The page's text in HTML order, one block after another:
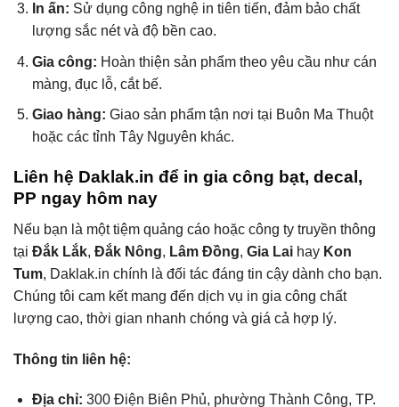
In ấn: Sử dụng công nghệ in tiên tiến, đảm bảo chất
lượng sắc nét và độ bền cao.
Gia công: Hoàn thiện sản phẩm theo yêu cầu như cán
màng, đục lỗ, cắt bế.
Giao hàng: Giao sản phẩm tận nơi tại Buôn Ma Thuột
hoặc các tỉnh Tây Nguyên khác.
Liên hệ Daklak.in để in gia công bạt, decal,
PP ngay hôm nay
Nếu bạn là một tiệm quảng cáo hoặc công ty truyền thông
tại Đắk Lắk, Đắk Nông, Lâm Đồng, Gia Lai hay Kon
Tum, Daklak.in chính là đối tác đáng tin cậy dành cho bạn.
Chúng tôi cam kết mang đến dịch vụ in gia công chất
lượng cao, thời gian nhanh chóng và giá cả hợp lý.
Thông tin liên hệ:
Địa chỉ: 300 Điện Biên Phủ, phường Thành Công, TP.